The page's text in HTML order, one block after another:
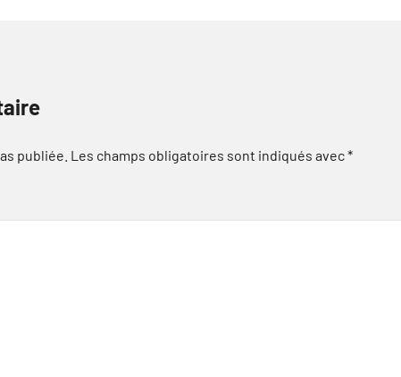
publiée. Les champs obligatoires sont indiqués avec*